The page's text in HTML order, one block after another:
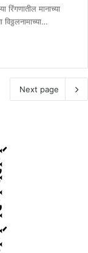
मानाच्या
Next page